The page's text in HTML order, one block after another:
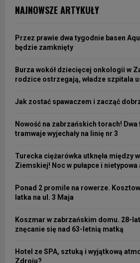
NAJNOWSZE ARTYKUŁY
Przez prawie dwa tygodnie basen
będzie zamknięty
Burza wokół dziecięcej onkologii w
rodzice ostrzegają, władze szpitala
Jak zostać spawaczem i zacząć
Nowość na zabrzańskich torach!
tramwaje wyjechały na linię nr 3
Turecka ciężarówka utknęła między
Ziemskiej! Noc w pułapce i
Ponad 2 promile na rowerze.
latka na ul. 3 Maja
Koszmar w zabrzańskim domu. 28-
znęcanie się nad 63-letnią matką
Hotel ze SPA, sztuką i wyjątkową
Zdroju?